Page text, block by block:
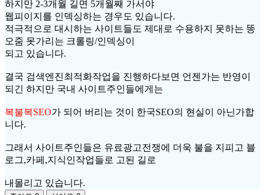
하지만 2-3개월 길면 5개월째 가서야
웹피이지를 인덱싱하는 경우도 있습니다.
적극적으로 대시하는 사이트들도 제대로 수용하지 못하는 똥
오줌 못가리는 크롤링/인덱싱이
되고 있습니다.
결국 검색엔진최적화작업을 진행하다보면 언젠가는 반영이
되긴 하지만 국내 사이트주인들에게는
복불복SEO가 되어 버리는 것이 한국SEO의 현실이 아닌가합
니다.
그래서 사이트주인들은 유료광고전쟁에 더욱 불을 지피고 블
로그,카페,지식인작업들로 고된 길로
내몰리고 있습니다.